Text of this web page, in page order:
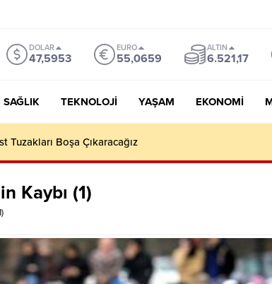
DOLAR
47,5953
EURO
55,0659
ALTIN
6.521,17
SAĞLIK TEKNOLOJI YAŞAM EKONOMI
Setlere Döndü: Afrika’da Türk Mühendisi Canlandıracak
Kaybı (1)